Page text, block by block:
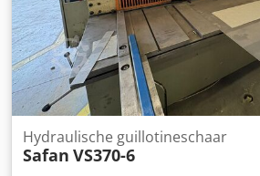
Hydraulische guillotineschaar
Safan VS370-6